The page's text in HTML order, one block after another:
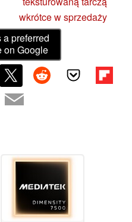
wkrótce w sprzedaży
a preferred
on Google